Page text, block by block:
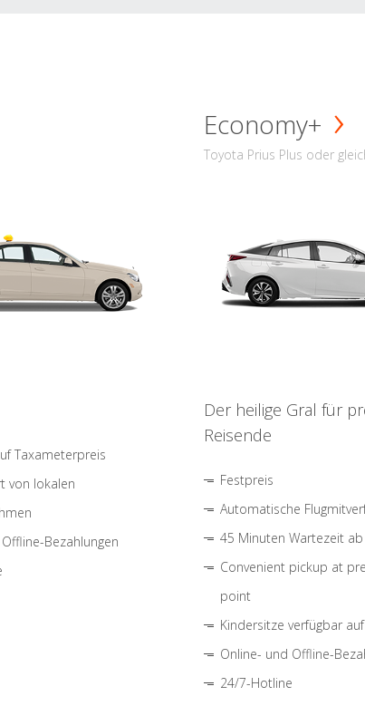
Taxameterpreis
von lokalen
Bezahlungen
Economy+
Toyota Prius Plus oder
Der heilige Gral für
Reisende
Festpreis
Automatische
45 Minuten Wartezeit
Convenient pickup at
point
Kindersitze verfügbar
Online- und Offline-
24/7-Hotline